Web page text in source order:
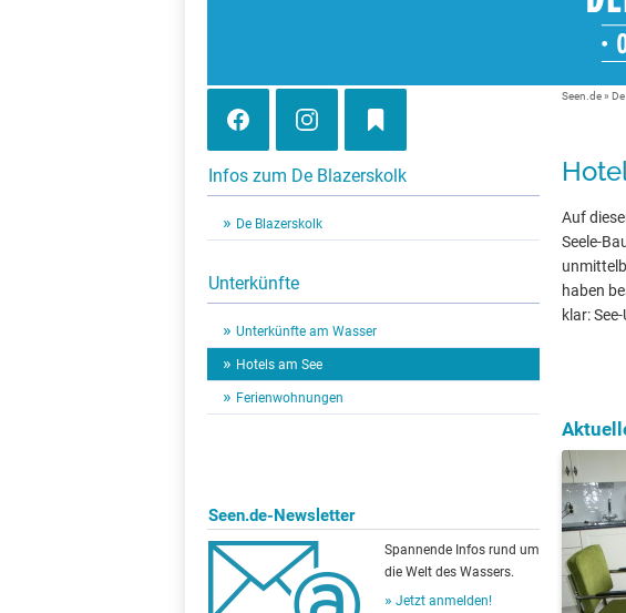
Infos zum De Blazerskolk
De Blazerskolk
Unterkünfte
Unterkünfte am Wasser
Hotels am See
Ferienwohnungen
Seen.de-Newsletter
Spannende Infos rund um
die Welt des Wassers.
Jetzt anmelden!
Seen.de»
Auf
Seele-
haben
klar: